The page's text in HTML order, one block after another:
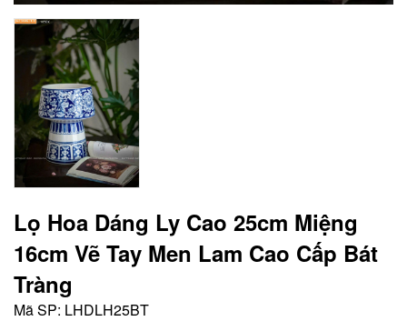
Lọ Hoa Dáng Ly Cao 25cm Miệng
16cm Vẽ Tay Men Lam Cao Cấp Bát
Tràng
Mã SP: LHDLH25BT